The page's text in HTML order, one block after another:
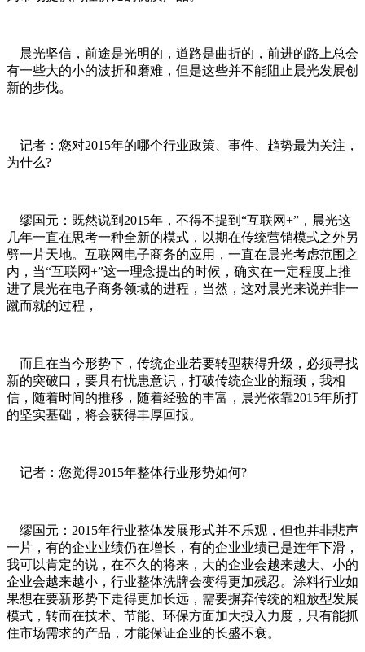
晨光坚信，前途是光明的，道路是曲折的，前进的路上总会
有一些大的小的波折和磨难，但是这些并不能阻止晨光发展创
新的步伐。
记者：您对2015年的哪个行业政策、事件、趋势最为关注，
为什么?
缪国元：既然说到2015年，不得不提到“互联网+”，晨光这
几年一直在思考一种全新的模式，以期在传统营销模式之外另
劈一片天地。互联网电子商务的应用，一直在晨光考虑范围之
内，当“互联网+”这一理念提出的时候，确实在一定程度上推
进了晨光在电子商务领域的进程，当然，这对晨光来说并非一
蹴而就的过程，
而且在当今形势下，传统企业若要转型获得升级，必须寻找
新的突破口，要具有忧患意识，打破传统企业的瓶颈，我相
信，随着时间的推移，随着经验的丰富，晨光依靠2015年所打
的坚实基础，将会获得丰厚回报。
记者：您觉得2015年整体行业形势如何?
缪国元：2015年行业整体发展形式并不乐观，但也并非悲声
一片，有的企业业绩仍在增长，有的企业业绩已是连年下滑，
我可以肯定的说，在不久的将来，大的企业会越来越大、小的
企业会越来越小，行业整体洗牌会变得更加残忍。涂料行业如
果想在要新形势下走得更加长远，需要摒弃传统的粗放型发展
模式，转而在技术、节能、环保方面加大投入力度，只有能抓
住市场需求的产品，才能保证企业的长盛不衰。